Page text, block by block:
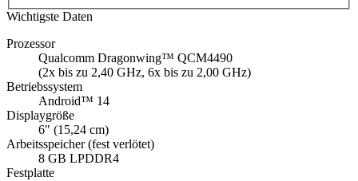
Wichtigste Daten
Prozessor
Qualcomm Dragonwing™ QCM4490
(2x bis zu 2,40 GHz, 6x bis zu 2,00 GHz)
Betriebssystem
Android™ 14
Displaygröße
6" (15,24 cm)
Arbeitsspeicher (fest verlötet)
8 GB LPDDR4
Festplatte